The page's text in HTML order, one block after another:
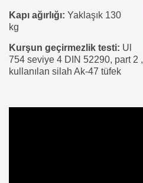
Kapı ağırlığı: Yaklaşık 130
kg
Kurşun geçirmezlik testi: Ul
754 seviye 4 DIN 52290, part 2 ,
kullanılan silah Ak-47 tüfek